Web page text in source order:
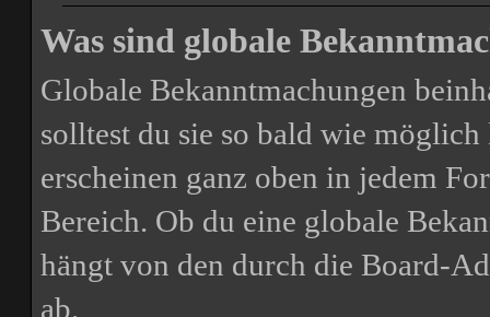
Was sind globale
Globale Bekanntmachungen
solltest du sie so bald wie
erscheinen ganz oben in jedem
Bereich. Ob du eine globale
hängt von den durch die Board-
ab.